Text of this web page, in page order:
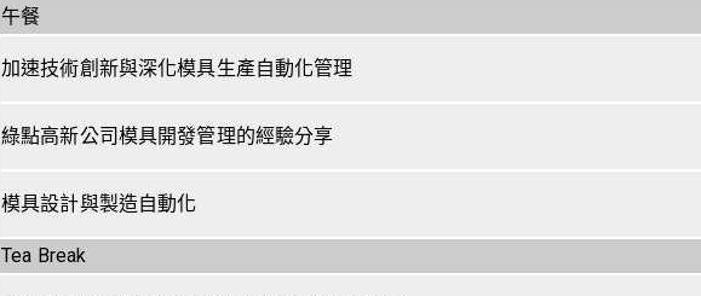
午餐
加速技術創新與深化模具生產自動化管理
綠點高新公司模具開發管理的經驗分享
模具設計與製造自動化
Tea Break